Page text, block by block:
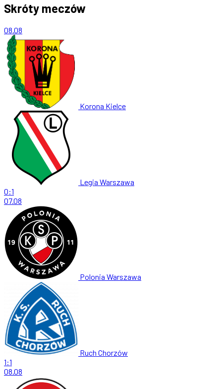
Skróty meczów
08.08
Korona Kielce
Legia Warszawa
0:1
07.08
Polonia Warszawa
Ruch Chorzów
1:1
08.08